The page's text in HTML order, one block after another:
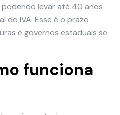
levar até 40 anos
do IVA. Esse é o prazo
e governos estaduais se
funciona